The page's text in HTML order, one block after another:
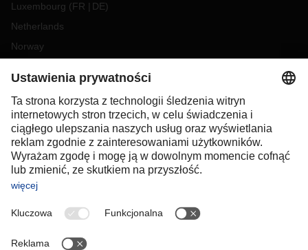
Luxembourg (FR DE)
Netherlands
Norway
Romania
Slovakia
Spain
Sweden
Switzerland
OCEANIA